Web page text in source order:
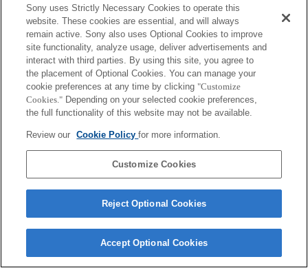
en mode d'économie d'énergie n'est pas étendue.
Si la bague de diaphragme est positionnée sur le mode manuel, le contrôle du
floutage d'arrière-plan du mode Créativité photo ne fonctionne pas correctement.
Cependant, l'affichage à l'écran est présenté normalement.
Les noms d’objectifs Exif ne seront pas correctement enregistrés.
Sony uses Strictly Necessary Cookies to operate this
website. These cookies are essential, and will always
remain active. Sony also uses Optional Cookies to improve
site functionality, analyze usage, deliver advertisements and
interact with third parties. By using this site, you agree to
the placement of Optional Cookies. You can manage your
cookie preferences at any time by clicking "Customize
Cookies." Depending on your selected cookie preferences,
the full functionality of this website may not be available.
Review our Cookie Policyfor more information.
Customize Cookies
Reject Optional Cookies
Accept Optional Cookies